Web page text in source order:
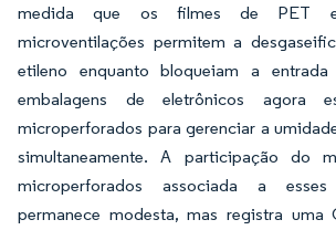
medida que os filmes de PET
microventilações permitem a
etileno enquanto bloqueiam a
embalagens de eletrônicos agora
microperforados para gerenciar a
simultaneamente. A participação do
microperforados associada a
permanece modesta, mas registra uma